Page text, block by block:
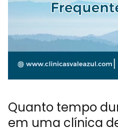
Quanto tempo
em uma clínica